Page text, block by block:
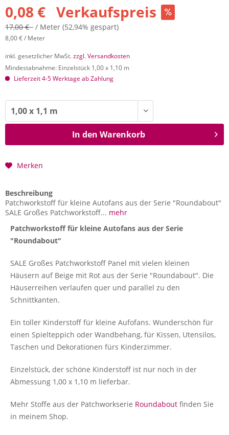
0,08 € Verkaufspreis
17,00 € / Meter (52,94% gespart)
8,00 € / Meter
inkl. gesetzlicher MwSt.zzgl. Versandkosten
Mindestabnahme: Einzelstück 1,00 x 1,10 m
Lieferzeit 4-5 Werktage ab Zahlung
In den Warenkorb
Merken
Beschreibung
Patchworkstoff für kleine Autofans aus der Serie "Roundabout"
SALE Großes Patchworkstoff... mehr
Patchworkstoff für kleine Autofans aus der Serie
"Roundabout"
SALE Großes Patchworkstoff Panel mit vielen kleinen
Häusern auf Beige mit Rot aus der Serie "Roundabout". Die
Häuserreihen verlaufen quer und parallel zu den
Schnittkanten.
Ein toller Kinderstoff für kleine Aufofans. Wunderschön für
einen Spielteppich oder Wandbehang, für Kissen, Utensilos,
Taschen und Dekorationen fürs Kinderzimmer.
Einzelstück, der schöne Kinderstoff ist nur noch in der
Abmessung 1,00 x 1,10 m lieferbar.
Mehr Stoffe aus der Patchworkserie Roundabout finden Sie
in meinem Shop.